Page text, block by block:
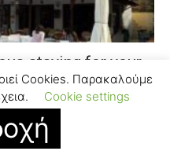
staying for your
Cookies. Παρακαλούμε
Cookie settings